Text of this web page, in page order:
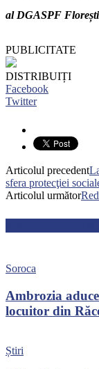
al DGASPF Florești
PUBLICITATE
DISTRIBUIȚI
Facebook
Twitter
Articolul precedent
sfera protecţiei
Articolul următor
Soroca
Ambrozia
locuitor din
Știri